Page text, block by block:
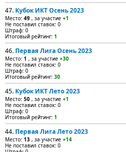
47. Кубок ИКТ Осень 2023
Место: 49 , за участие +1
Не поставил ставок: 0
Штраф: 0
Итоговый рейтинг: 1
46. Первая Лига Осень 2023
Место: 1 , за участие +30
Не поставил ставок: 0
Штраф: 0
Итоговый рейтинг: 30
45. Кубок ИКТ Лето 2023
Место: 50 , за участие +1
Не поставил ставок: 0
Штраф: 0
Итоговый рейтинг: 1
44. Первая Лига Лето 2023
Место: 13 , за участие +14
Не поставил ставок: 0